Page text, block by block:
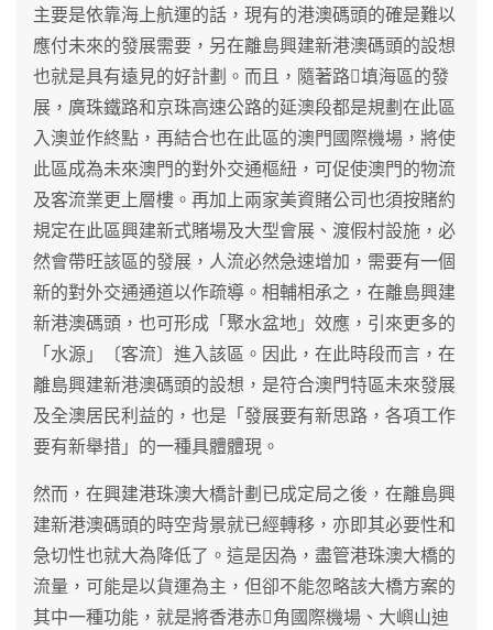
主要是依靠海上航運的話，現有的港澳碼頭的確是難以
應付未來的發展需要，另在離島興建新港澳碼頭的設想
也就是具有遠見的好計劃。而且，隨著路填海區的發
展，廣珠鐵路和京珠高速公路的延澳段都是規劃在此區
入澳並作終點，再結合也在此區的澳門國際機場，將使
此區成為未來澳門的對外交通樞紐，可促使澳門的物流
及客流業更上層樓。再加上兩家美資賭公司也須按賭約
規定在此區興建新式賭場及大型會展、渡假村設施，必
然會帶旺該區的發展，人流必然急速增加，需要有一個
新的對外交通通道以作疏導。相輔相承之，在離島興建
新港澳碼頭，也可形成「聚水盆地」效應，引來更多的
「水源」〔客流〕進入該區。因此，在此時段而言，在
離島興建新港澳碼頭的設想，是符合澳門特區未來發展
及全澳居民利益的，也是「發展要有新思路，各項工作
要有新舉措」的一種具體體現。
然而，在興建港珠澳大橋計劃已成定局之後，在離島興
建新港澳碼頭的時空背景就已經轉移，亦即其必要性和
急切性也就大為降低了。這是因為，盡管港珠澳大橋的
流量，可能是以貨運為主，但卻不能忽略該大橋方案的
其中一種功能，就是將香港赤角國際機場、大嶼山迪